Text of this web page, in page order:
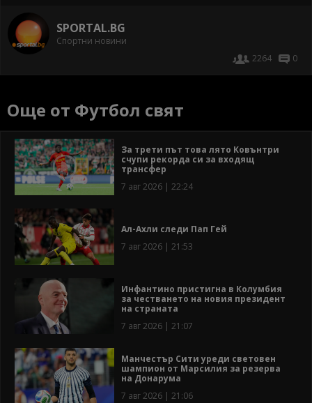
SPORTAL.BG
Спортни новини
2264
0
Още от Футбол свят
За трети път това лято Ковънтри
счупи рекорда си за входящ
трансфер
7 авг 2026 | 22:24
Ал-Ахли следи Пап Гей
7 авг 2026 | 21:53
Инфантино пристигна в Колумбия
за честването на новия президент
на страната
7 авг 2026 | 21:07
Манчестър Сити уреди световен
шампион от Марсилия за резерва
на Донарума
7 авг 2026 | 21:06